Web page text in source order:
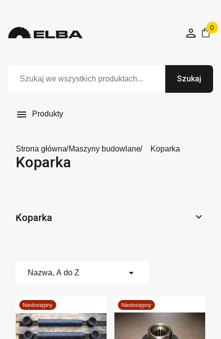
0
Szukaj
 Produkty
Strona główna Maszyny budowlane Koparka
Koparka
Nazwa, A do Z 
Niedostępny Niedostępny
Koparka 